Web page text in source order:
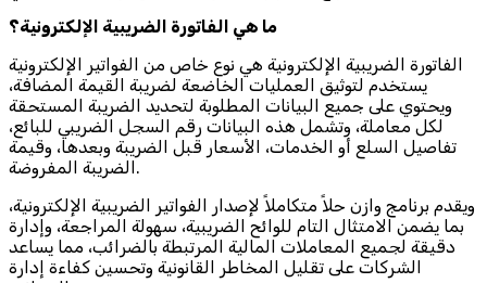
ما هي الفاتورة الضريبية الإلكترونية؟
الفاتورة الضريبية الإلكترونية هي نوع خاص من الفواتير الإلكترونية
يستخدم لتوثيق العمليات الخاضعة لضريبة القيمة المضافة،
ويحتوي على جميع البيانات المطلوبة لتحديد الضريبة المستحقة
لكل معاملة، وتشمل هذه البيانات رقم السجل الضريبي للبائع،
تفاصيل السلع أو الخدمات، الأسعار قبل الضريبة وبعدها، وقيمة
الضريبة المفروضة.
ويقدم برنامج وازن حلاً متكاملاً لإصدار الفواتير الضريبية الإلكترونية،
بما يضمن الامتثال التام للوائح الضريبية، سهولة المراجعة، وإدارة
دقيقة لجميع المعاملات المالية المرتبطة بالضرائب، مما يساعد
الشركات على تقليل المخاطر القانونية وتحسين كفاءة إدارة